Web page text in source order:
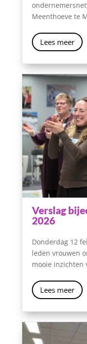
Meenthoeve te
Lees meer
Verslag
2026
Donderdag 12
leden vrouwen
mooie inzichten
Lees meer